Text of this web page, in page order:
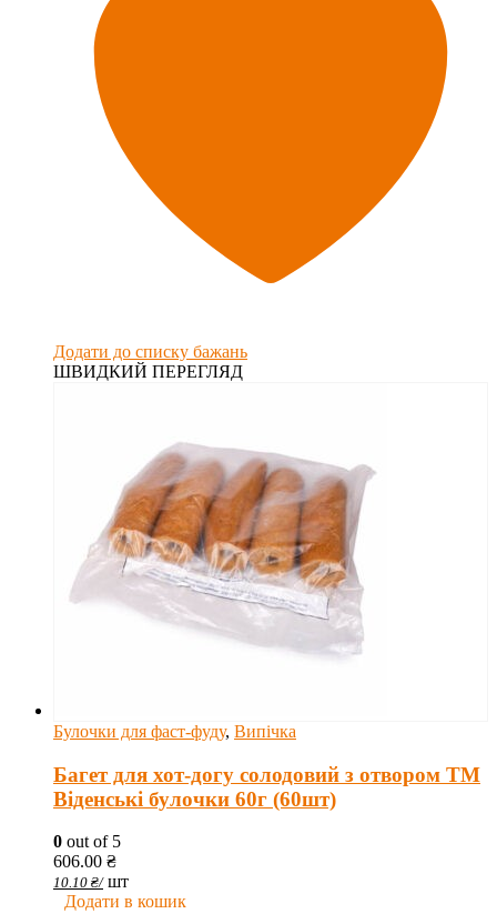
Додати до списку бажань
ШВИДКИЙ ПЕРЕГЛЯД
Булочки для фаст-фуду, Випічка
Багет для хот-догу солодовий з отвором ТМ
Віденські булочки 60г (60шт)
0 out of 5
606.00 ₴
10.10 ₴/ шт
Додати в кошик